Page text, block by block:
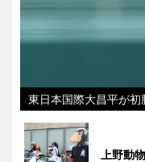
東日本国際大昌平が
上野動